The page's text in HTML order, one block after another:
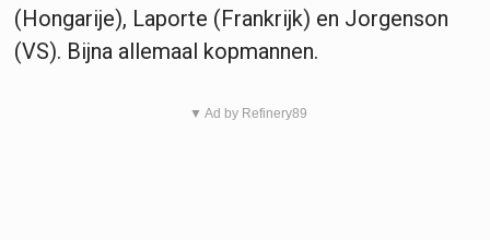
(Hongarije), Laporte (Frankrijk) en Jorgenson
(VS). Bijna allemaal kopmannen.
▼ Ad by Refinery89